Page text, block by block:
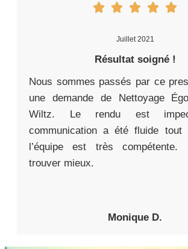
Juillet 2021
Résultat soigné !
Nous sommes passés par ce
une demande de Nettoyage
Wiltz. Le rendu est
communication a été fluide
l’équipe est très compétente.
trouver mieux.
Monique D.